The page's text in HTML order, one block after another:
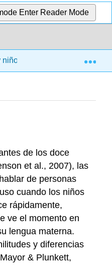
Enter Reader Mode
pequeños (Taintor y
de los doce
et al., 2007), las
de personas
cuando los niños
rápidamente,
ve el momento en
lengua materna.
y diferencias
& Plunkett,